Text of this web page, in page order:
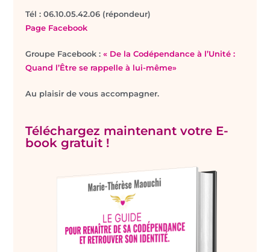
Tél : 06.10.05.42.06 (répondeur)
Page Facebook
Groupe Facebook :« De la Codépendance à l’Unité :
Quand l’Être se rappelle à lui-même»
Au plaisir de vous accompagner.
Téléchargez maintenant votre E-
book gratuit !